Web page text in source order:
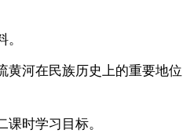
黄河在民族历史上的重要地位
时学习目标。